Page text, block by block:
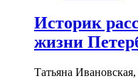
Историк
жизни
Татьяна